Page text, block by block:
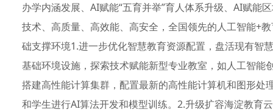
办学内涵发展、AI赋能“五育并举”育人体系升级、AI赋能
技术、高质量、高效能、高安全，全国领先的人工智能+
础支撑环境1.进一步优化智慧教育资源配置，盘活现有智
基础环境设施，探索技术赋能新型专业教室，如人工智
搭建高性能计算集群，配置最新的高性能计算机和图形
和学生进行AI算法开发和模型训练。2.升级扩容海淀教育